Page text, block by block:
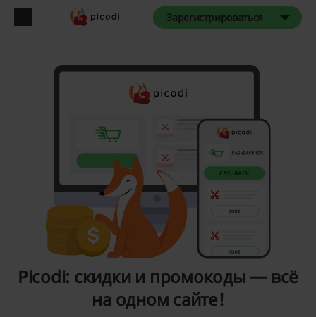
Зарегистрироваться
Picodi: скидки и промокоды — всё
на одном сайте!